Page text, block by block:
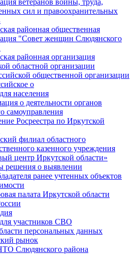
ветеранов войны, труда,
сил и правоохранительных
районная общественная
"Совет женщин Слюдянского
районная организация
областной организации
общественной организации
о
населения
о деятельности органов
самоуправления
Росреестра по Иркутской
филиал областного
казенного учреждения
центр Иркутской области»
решения о выявлении
ранее учтенных объектов
палата Иркутской области
участников СВО
персональных данных
рынок
Слюдянского района